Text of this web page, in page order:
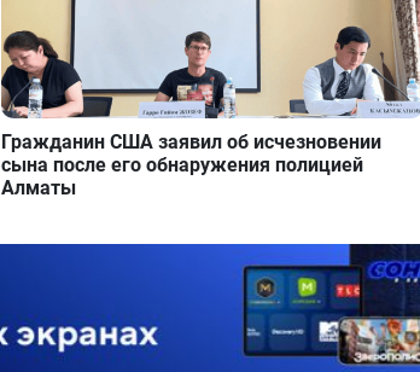
Гражданин США заявил об исчезновении
сына после его обнаружения полицией
Алматы